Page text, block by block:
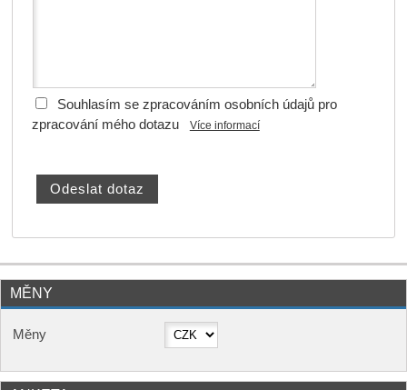
Souhlasím se zpracováním osobních údajů pro
zpracování mého dotazu
Více informací
MĚNY
Měny